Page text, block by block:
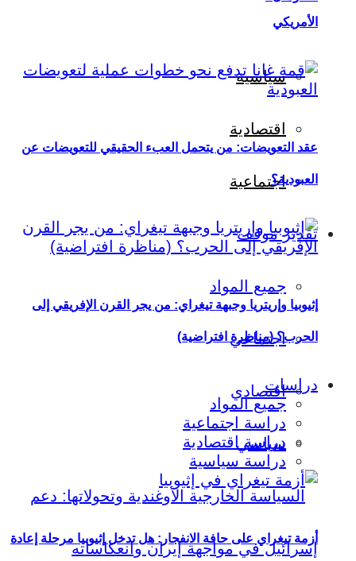
سياسية
اقتصادية
اجتماعية
تقدير موقف
جميع المواد
اجتماعي
اقتصادي
سياسي
الأمريكي
عقد التعويضات: من يتحمل العبء الحقيقي للتعويضات عن
العبودية؟
إثيوبيا وإريتريا وجبهة تيغراي: من يجر القرن الإفريقي إلى
الحرب؟ (مناظرة افتراضية)
دراسات
جميع المواد
دراسة اجتماعية
دراسة اقتصادية
دراسة سياسية
أزمة تيغراي على حافة الانفجار: هل تدخل إثيوبيا مرحلة إعادة